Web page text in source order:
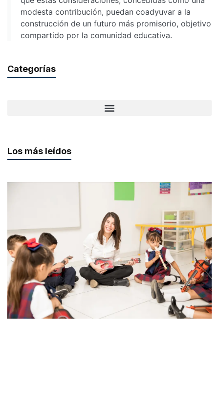
modesta contribución, puedan coadyuvar a la
construcción de un futuro más promisorio, objetivo
compartido por la comunidad educativa.
Categorías
Los más leídos